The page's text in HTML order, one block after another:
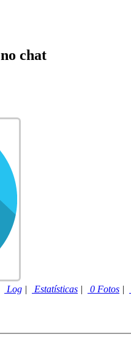
no chat
Log | Estatísticas | 0 Fotos |